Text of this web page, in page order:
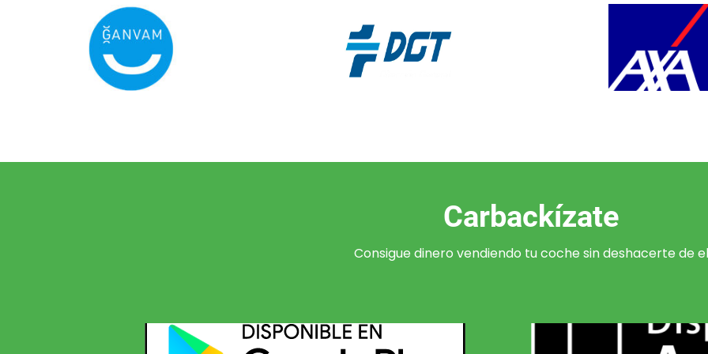
Carbackízate
Consigue dinero vendiendo tu coche sin deshacerte de el